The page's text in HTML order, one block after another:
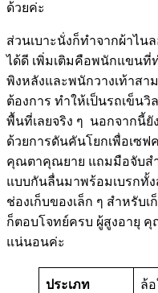
ด้วยค่ะ
ส่วนเบาะนั่งก็ทำจากผ้าไน
ได้ดี เพิ่มเติมคือพนักแขนที่
พิงหลังและพนักวางเท้าสา
ต้องการ ทำให้เป็นรถเข็น
พื้นที่เลยจริง ๆ นอกจากนี้
ด้วยการดันคันโยกเพื่อเซฟ
คุณตาคุณยาย แถมมือจับส
แบบกันลื่นมาพร้อมเบรกทั้ง
ช่องเก็บของเล็ก ๆ สำหรับ
ก็ตอบโจทย์ครบ ผู้สูงอายุ
แน่นอนค่ะ
ประเภท ล้